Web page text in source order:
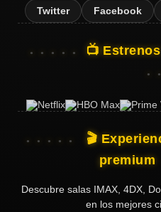
Twitter Facebook
📺
🎬
premium
Descubre salas IMAX, 4DX,
en los mejores